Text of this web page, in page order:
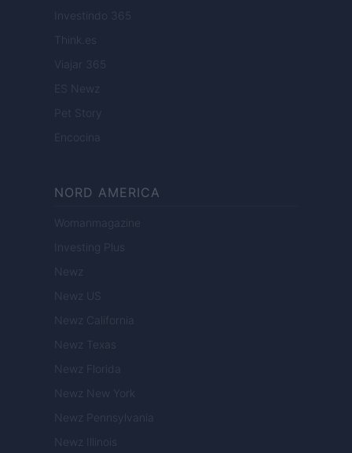
Investindo 365
Think.es
Viajar 365
ES Newz
Pet Story
Encocina
NORD AMERICA
Womanmagazine
Investing Plus
Newz
Newz US
Newz California
Newz Texas
Newz Florida
Newz New York
Newz Pennsylvania
Newz Illinois